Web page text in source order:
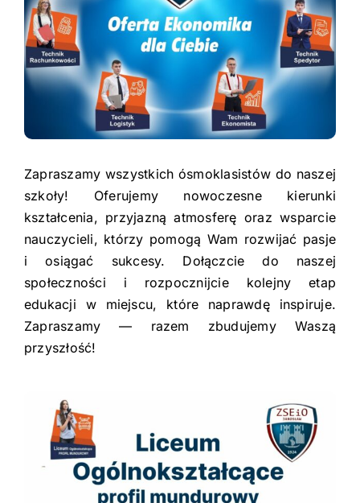
Urząd Miasta
Dziennik Elektroniczny
Deklaracja dostępności
Kontakt
Facebook
Youtube
Instagram
Zapraszamy wszystkich ósmoklasistów do naszej
szkoły! Oferujemy nowoczesne kierunki
kształcenia, przyjazną atmosferę oraz wsparcie
nauczycieli, którzy pomogą Wam rozwijać pasje
i osiągać sukcesy. Dołączcie do naszej
społeczności i rozpocznijcie kolejny etap
edukacji w miejscu, które naprawdę inspiruje.
Zapraszamy — razem zbudujemy Waszą
przyszłość!